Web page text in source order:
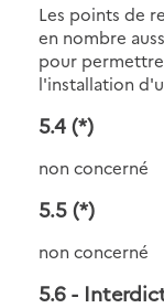
Les points de
en nombre
pour
l'installation
5.4 (*)
non concerné
5.5 (*)
non concerné
5.6 -